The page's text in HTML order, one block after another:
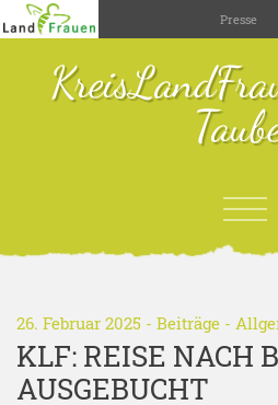
Presse
26. Februar 2025 - Beiträge -
KLF: REISE NACH
AUSGEBUCHT